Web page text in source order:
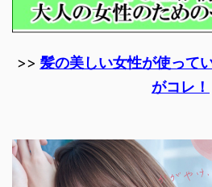
>> 髪の美しい女性が使って
がコレ！